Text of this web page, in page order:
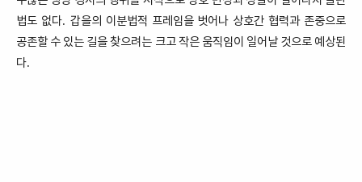
법도 없다. 갑을의 이분법적 프레임을 벗어나 상호간 협력과 존중으로
공존할 수 있는 길을 찾으려는 크고 작은 움직임이 일어날 것으로 예상된
다.